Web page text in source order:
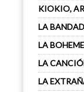
KIOKIO,
LA
LA
LA
LA